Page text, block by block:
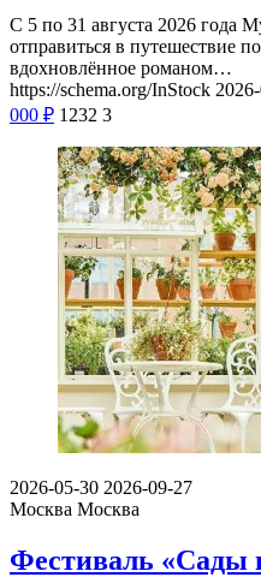
С 5 по 31 августа 2026 года
отправиться в путешествие
вдохновлённое романом…
https://schema.org/InStock
000 ₽ 1232 3
2026-05-30 2026-09-27
Москва Москва
Фестиваль «Сады